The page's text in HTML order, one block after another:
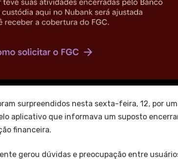
surpreendidos nesta sexta-feira, 12, por
aplicativo que informava um suposto
financeira.
gerou dúvidas e preocupação entre